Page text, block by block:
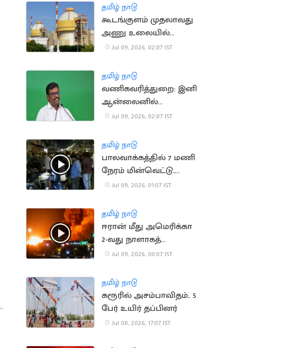
தமிழ் நாடு
கூடங்குளம் முதலாவது
அணு உலையில்
மீண்டும் மின் உற்பத்தி
Jul 09, 2026, 02:07 IST
தமிழ் நாடு
வணிகவரித்துறை: இனி
ஆன்லைனில்
விசாரணை!
Jul 09, 2026, 02:07 IST
தமிழ் நாடு
பாலவாக்கத்தில் 7 மணி
நேரம் மின்வெட்டு..
வீதியில் இறங்கிய
Jul 09, 2026, 01:07 IST
தமிழ் நாடு
ஈரான் மீது அமெரிக்கா
2-வது நாளாகத்
தாக்குதல்: போர்
Jul 09, 2026, 00:07 IST
தமிழ் நாடு
கரூரில் அசம்பாவிதம்.. 5
பேர் உயிர் தப்பினர்
Jul 08, 2026, 17:07 IST